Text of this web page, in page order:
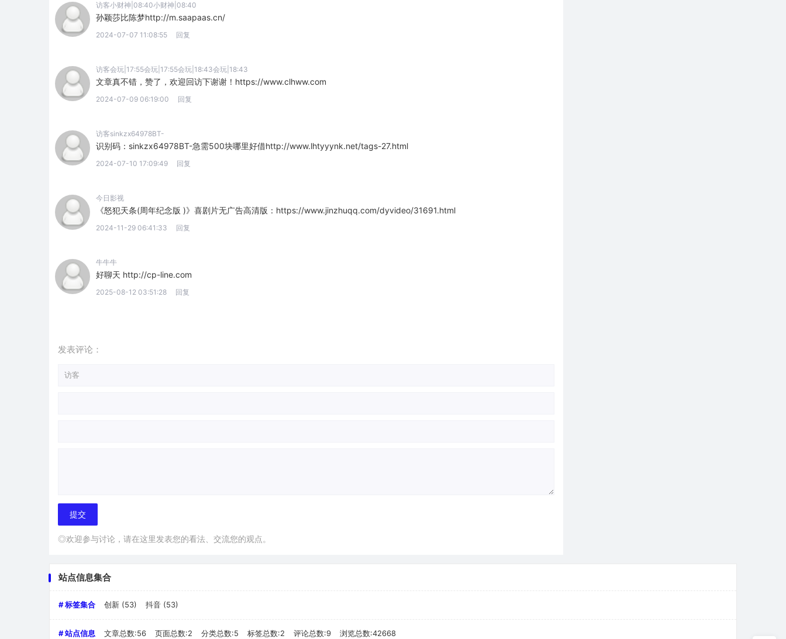
访客小财神|08:40小财神|08:40
孙颖莎比陈梦http://m.saapaas.cn/
2024-07-07 11:08:55 回复
访客会玩|17:55会玩|17:55会玩|18:43会玩|18:43
文章真不错，赞了，欢迎回访下谢谢！https://www.clhww.com
2024-07-09 06:19:00 回复
访客sinkzx64978BT-
识别码：sinkzx64978BT-急需500块哪里好借http://www.lhtyyynk.net/tags-27.html
2024-07-10 17:09:49 回复
今日影视
《怒犯天条(周年纪念版 )》喜剧片无广告高清版：https://www.jinzhuqq.com/dyvideo/31691.html
2024-11-29 06:41:33 回复
牛牛牛
好聊天 http://cp-line.com
2025-08-12 03:51:28 回复
发表评论：
◎欢迎参与讨论，请在这里发表您的看法、交流您的观点。
站点信息集合
# 标签集合 创新 (53) 抖音 (53)
# 站点信息 文章总数:56 页面总数:2 分类总数:5 标签总数:2 评论总数:9 浏览总数:42668